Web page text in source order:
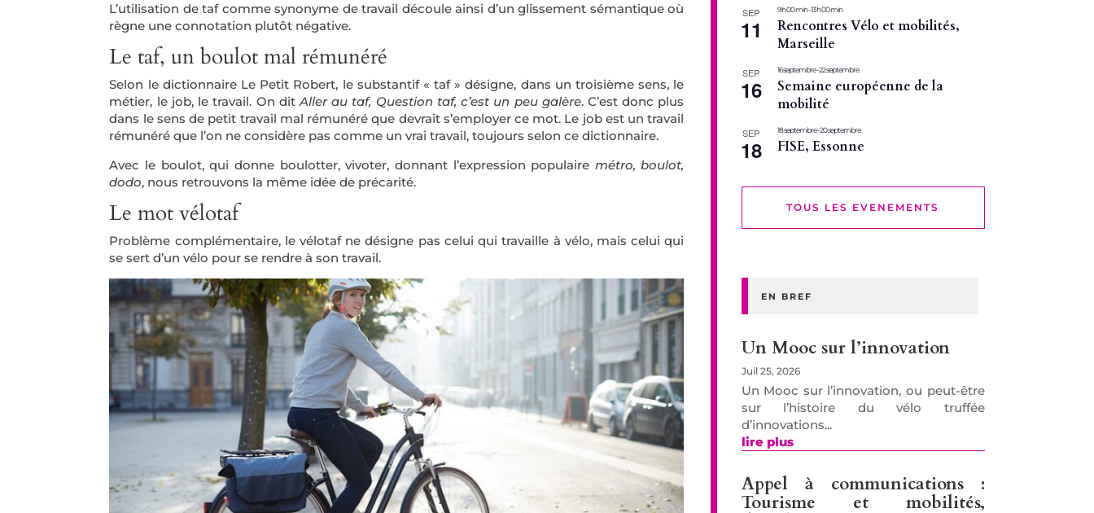
L’utilisation de taf comme synonyme de travail découle ainsi d’un glissement sémantique où
règne une connotation plutôt négative.
Le taf, un boulot mal rémunéré
Selon le dictionnaire Le Petit Robert, le substantif « taf » désigne, dans un troisième sens, le
métier, le job, le travail. On ditAller au taf, Question taf, c’est un peu galère. C’est donc plus
dans le sens de petit travail mal rémunéré que devrait s’employer ce mot. Le job est un travail
rémunéré que l’on ne considère pas comme un vrai travail, toujours selon ce dictionnaire.
Avec le boulot, qui donne boulotter, vivoter, donnant l’expression populaire métro, boulot,
dodo, nous retrouvons la même idée de précarité.
Le mot vélotaf
Problème complémentaire, le vélotaf ne désigne pas celui qui travaille à vélo, mais celui qui
se sert d’un vélo pour se rendre à son travail.
SEP
11
9 h 00 min-13 h 00 min
Rencontres Vélo et mobilités,
Marseille
SEP
16
16 septembre-22 septembre
Semaine européenne de la
mobilité
SEP
18
18 septembre-20 septembre
FISE, Essonne
TOUS LES EVENEMENTS
EN BREF
Un Mooc sur l’innovation
Juil 25, 2026
Un Mooc sur l’innovation, ou peut-être
sur l’histoire du vélo truffée
d’innovations...
lire plus
Appel à communications :
Tourisme et mobilités,